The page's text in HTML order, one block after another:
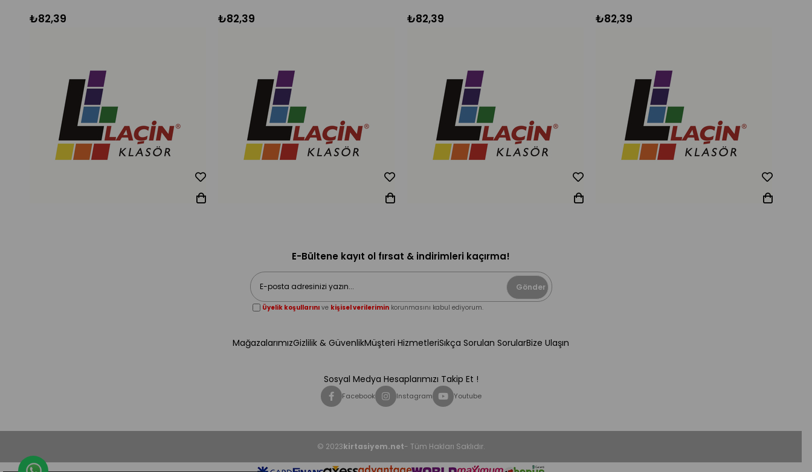
₺82,39 ₺82,39 ₺82,39 ₺82,39
E-Bültene kayıt ol fırsat & indirimleri kaçırma!
Gönder
Üyelik koşullarınıve kişisel verileriminkorunmasını kabul ediyorum.
MağazalarımızGizlilik & GüvenlikMüşteri HizmetleriSıkça Sorulan SorularBize Ulaşın
Sosyal Medya Hesaplarımızı Takip Et !
Facebook Instagram Youtube
© 2023kirtasiyem.net- Tüm Hakları Saklıdır.